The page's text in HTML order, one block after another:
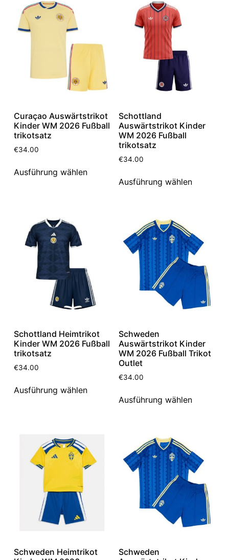
Curaçao Auswärtstrikot
Kinder WM 2026 Fußball
trikotsatz
€34.00
Ausführung wählen
Schottland
Auswärtstrikot Kinder
WM 2026 Fußball
trikotsatz
€34.00
Ausführung wählen
Schottland Heimtrikot
Kinder WM 2026 Fußball
trikotsatz
€34.00
Ausführung wählen
Schweden
Auswärtstrikot Kinder
WM 2026 Fußball Trikot
Outlet
€34.00
Ausführung wählen
Schweden Heimtrikot
Schweden